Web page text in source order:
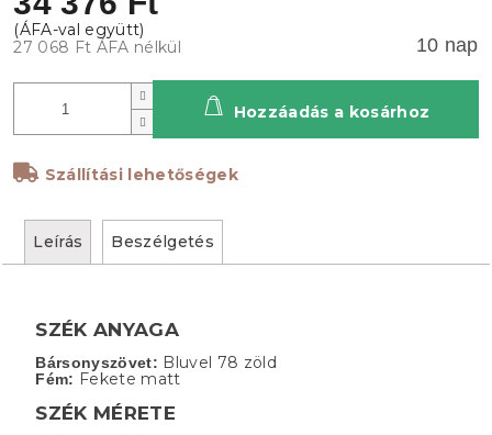
27 068 Ft ÁFA nélkül 10 nap
Szállítási lehetőségek
Hozzáadás a kosárhoz
Leírás Beszélgetés
SZÉK ANYAGA
Bársonyszövet: Bluvel 78 zöld
Fém: Fekete matt
SZÉK MÉRETE